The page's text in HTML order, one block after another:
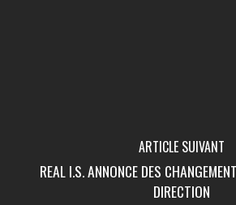
ARTICLE SUIVANT
REAL I.S. ANNONCE DES
DIRECTION